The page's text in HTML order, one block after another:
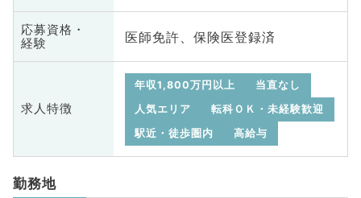
応募資格・
経験
医師免許、保険医登録済
求人特徴
年収1,800万円以上
当直なし
人気エリア
転科ＯＫ・未経験歓迎
駅近・徒歩圏内
高給与
勤務地